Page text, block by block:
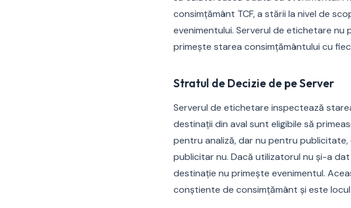
consimțământ TCF, a stării la nivel de
evenimentului. Serverul de etichetare
primește starea consimțământului cu
Stratul de Decizie de pe Server
Serverul de etichetare inspectează
destinații din aval sunt eligibile să
pentru analiză, dar nu pentru
publicitar nu. Dacă utilizatorul nu și-a
destinație nu primește evenimentul.
conștiente de consimțământ și este